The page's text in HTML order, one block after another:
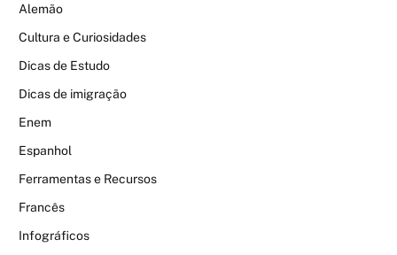
Alemão
Cultura e Curiosidades
Dicas de Estudo
Dicas de imigração
Enem
Espanhol
Ferramentas e Recursos
Francês
Infográficos